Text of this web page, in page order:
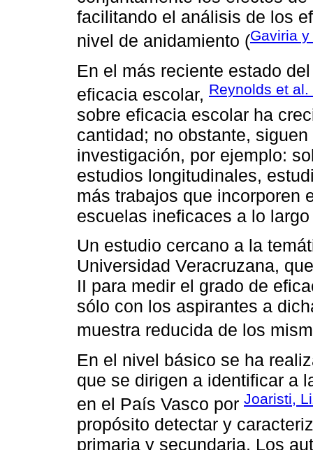
facilitando el análisis de los
nivel de anidamiento (Gaviria
En el más reciente estado
eficacia escolar, Reynolds et al.
sobre eficacia escolar ha
cantidad; no obstante,
investigación, por ejemplo:
estudios longitudinales,
más trabajos que incorporen
escuelas ineficaces a lo
Un estudio cercano a la
Universidad Veracruzana,
II para medir el grado de
sólo con los aspirantes a
muestra reducida de los
En el nivel básico se ha
que se dirigen a identificar a
en el País Vasco por Joaristi,
propósito detectar y
primaria y secundaria. Los